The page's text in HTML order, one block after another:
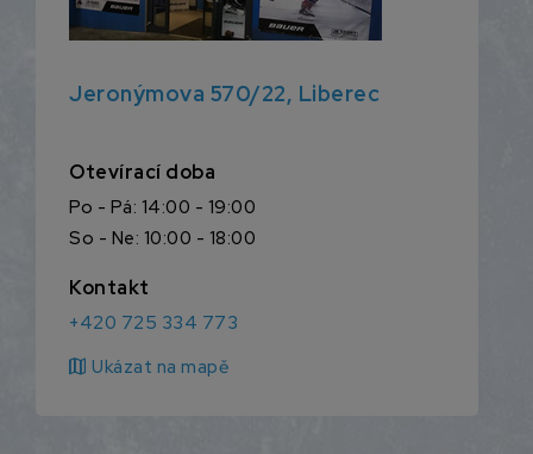
Jeronýmova 570/22, Liberec
Otevírací doba
Po - Pá: 14:00 - 19:00
So - Ne: 10:00 - 18:00
Kontakt
+420 725 334 773
map Ukázat na mapě